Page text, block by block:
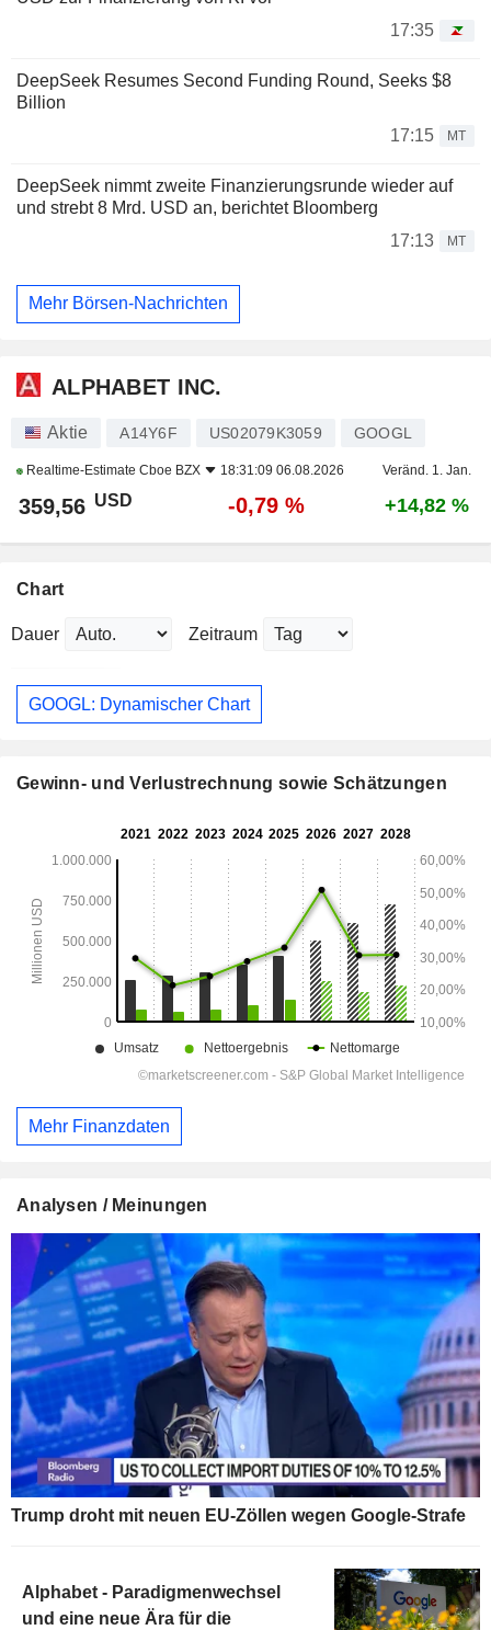
17:35
DeepSeek Resumes Second Funding Round, Seeks $8
Billion
17:15
MT
DeepSeek nimmt zweite Finanzierungsrunde wieder auf
und strebt 8 Mrd. USD an, berichtet Bloomberg
17:13
MT
Mehr Börsen-Nachrichten
ALPHABET INC.
Aktie A14Y6F US02079K3059 GOOGL
Realtime-Estimate Cboe BZX 18:31:09 06.08.2026 Veränd. 1. Jan.
359,56 USD -0,79 % +14,82 %
Chart
Dauer Zeitraum
GOOGL: Dynamischer Chart
Gewinn- und Verlustrechnung sowie Schätzungen
Mehr Finanzdaten
Analysen / Meinungen
Trump droht mit neuen EU-Zöllen wegen Google-Strafe
Alphabet - Paradigmenwechsel
und eine neue Ära für die